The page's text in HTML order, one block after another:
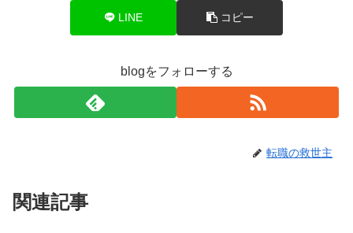
LINE コピー
blogをフォローする
転職の救世主
関連記事